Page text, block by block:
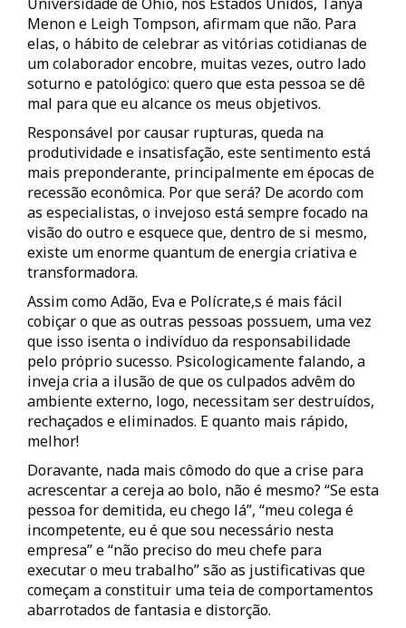
Menon e Leigh Tompson, afirmam que não. Para
elas, o hábito de celebrar as vitórias cotidianas de
um colaborador encobre, muitas vezes, outro lado
soturno e patológico: quero que esta pessoa se dê
mal para que eu alcance os meus objetivos.
Responsável por causar rupturas, queda na
produtividade e insatisfação, este sentimento está
mais preponderante, principalmente em épocas de
recessão econômica. Por que será? De acordo com
as especialistas, o invejoso está sempre focado na
visão do outro e esquece que, dentro de si mesmo,
existe um enorme quantum de energia criativa e
transformadora.
Assim como Adão, Eva e Polícrate,s é mais fácil
cobiçar o que as outras pessoas possuem, uma vez
que isso isenta o indivíduo da responsabilidade
pelo próprio sucesso. Psicologicamente falando, a
inveja cria a ilusão de que os culpados advêm do
ambiente externo, logo, necessitam ser destruídos,
rechaçados e eliminados. E quanto mais rápido,
melhor!
Doravante, nada mais cômodo do que a crise para
acrescentar a cereja ao bolo, não é mesmo? “Se esta
pessoa for demitida, eu chego lá”, “meu colega é
incompetente, eu é que sou necessário nesta
empresa” e “não preciso do meu chefe para
executar o meu trabalho” são as justificativas que
começam a constituir uma teia de comportamentos
abarrotados de fantasia e distorção.